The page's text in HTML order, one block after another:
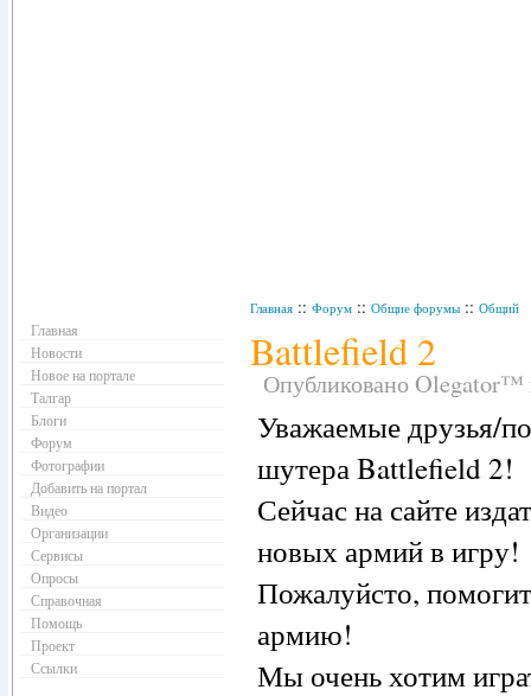
Главная :: Форум :: Общие форумы :: Общий
Battlefield 2
Опубликовано Olegator™
Уважаемые друзья/
шутера Battlefield 2!
Сейчас на сайте
новых армий в игру!
Пожалуйсто,
армию!
Мы очень хотим
Главная
Новости
Новое на портале
Талгар
Блоги
Форум
Фотографии
Добавить на портал
Видео
Организации
Сервисы
Опросы
Справочная
Помощь
Проект
Ссылки